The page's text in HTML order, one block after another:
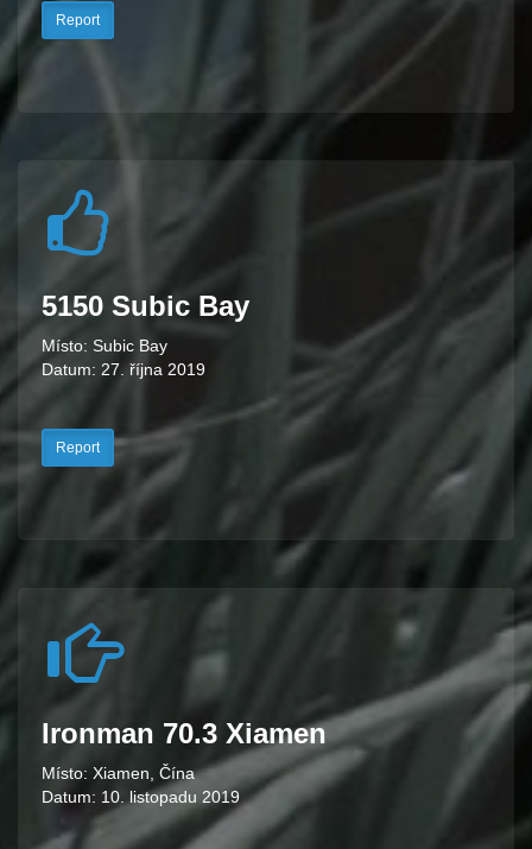
Report
5150 Subic Bay
Místo: Subic Bay
Datum: 27. října 2019
Report
Ironman 70.3 Xiamen
Místo: Xiamen, Čína
Datum: 10. listopadu 2019